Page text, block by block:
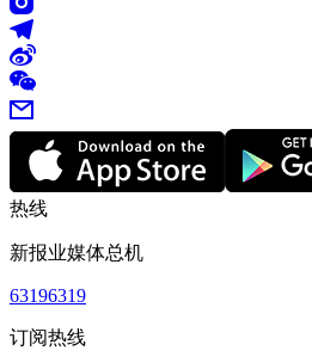
热线
新报业媒体总机
63196319
订阅热线